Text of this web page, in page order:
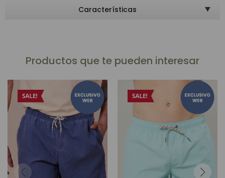
Características
Productos que te pueden interesar